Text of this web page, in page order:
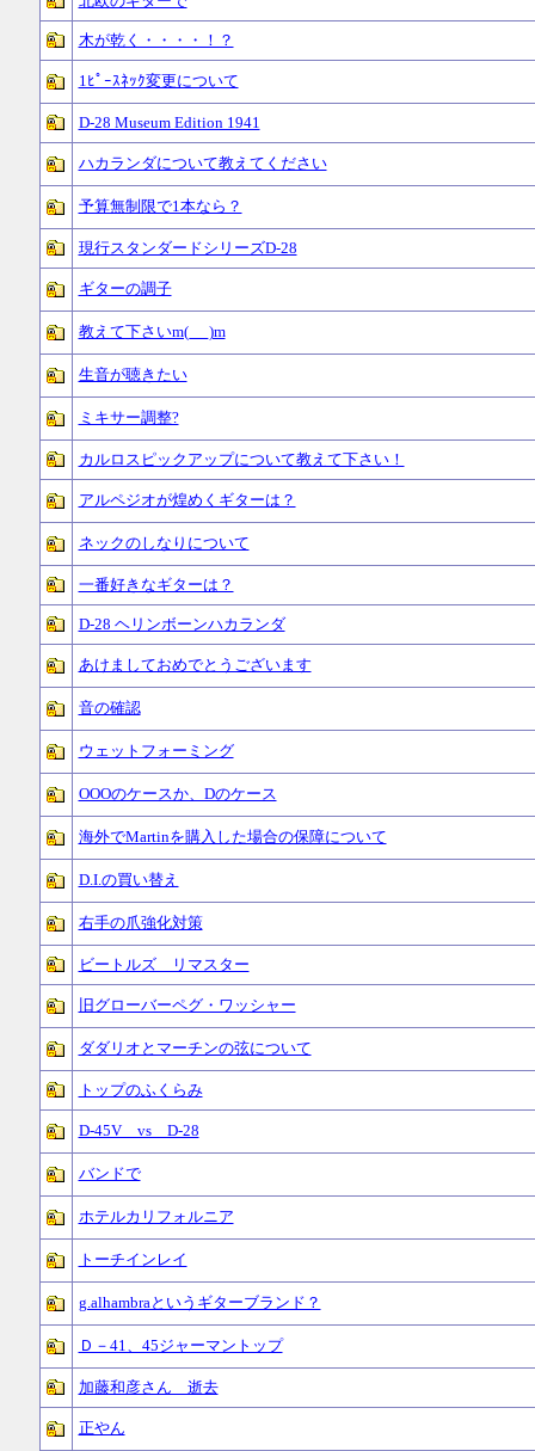
木が乾く・・・・！？
1ﾋﾟｰｽﾈｯｸ変更について
D-28 Museum Edition 1941
ハカランダについて教えてください
予算無制限で1本なら？
現行スタンダードシリーズD-28
ギターの調子
教えて下さいm(_ _)m
生音が聴きたい
ミキサー調整?
カルロスピックアップについて教えて下さい！
アルペジオが煌めくギターは？
ネックのしなりについて
一番好きなギターは？
D-28 ヘリンボーンハカランダ
あけましておめでとうございます
音の確認
ウェットフォーミング
OOOのケースか、Dのケース
海外でMartinを購入した場合の保障について
D.I.の買い替え
右手の爪強化対策
ビートルズ リマスター
旧グローバーペグ・ワッシャー
ダダリオとマーチンの弦について
トップのふくらみ
D-45V vs D-28
バンドで
ホテルカリフォルニア
トーチインレイ
g.alhambraというギターブランド？
Ｄ－41、45ジャーマントップ
加藤和彦さん 逝去
正やん